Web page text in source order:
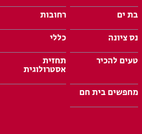
בת ים
רחובות
נס ציונה
כללי
טעים להכיר
תחזית
אסטרולוגית
מחפשים בית חם